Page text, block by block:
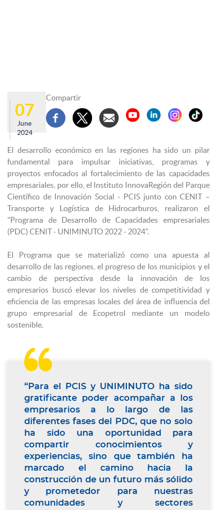
07
June
2024
Compartir
El desarrollo económico en las regiones ha sido un pilar
fundamental para impulsar iniciativas, programas y
proyectos enfocados al fortalecimiento de las capacidades
empresariales, por ello, el Instituto InnovaRegión del Parque
Científico de Innovación Social - PCIS junto con CENIT –
Transporte y Logística de Hidrocarburos, realizaron el
"Programa de Desarrollo de Capacidades empresariales
(PDC) CENIT - UNIMINUTO 2022 - 2024".
El Programa que se materializó como una apuesta al
desarrollo de las regiones, el progreso de los municipios y el
cambio de perspectiva desde la innovación de los
empresarios buscó elevar los niveles de competitividad y
eficiencia de las empresas locales del área de influencia del
grupo empresarial de Ecopetrol mediante un modelo
sostenible.

“Para el PCIS y UNIMINUTO ha sido
gratificante poder acompañar a los
empresarios a lo largo de las
diferentes fases del PDC, que no solo
ha sido una oportunidad para
compartir conocimientos y
experiencias, sino que también ha
marcado el camino hacia la
construcción de un futuro más sólido
y prometedor para nuestras
comunidades y sectores